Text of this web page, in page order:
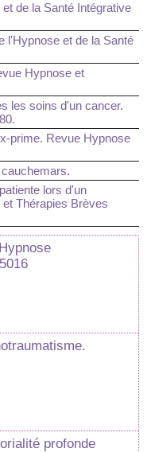
de la Santé Intégrative
l'Hypnose et de la Santé
Hypnose et
les soins d'un cancer.
prime. Revue Hypnose
lors d'un
Thérapies Brèves
profonde